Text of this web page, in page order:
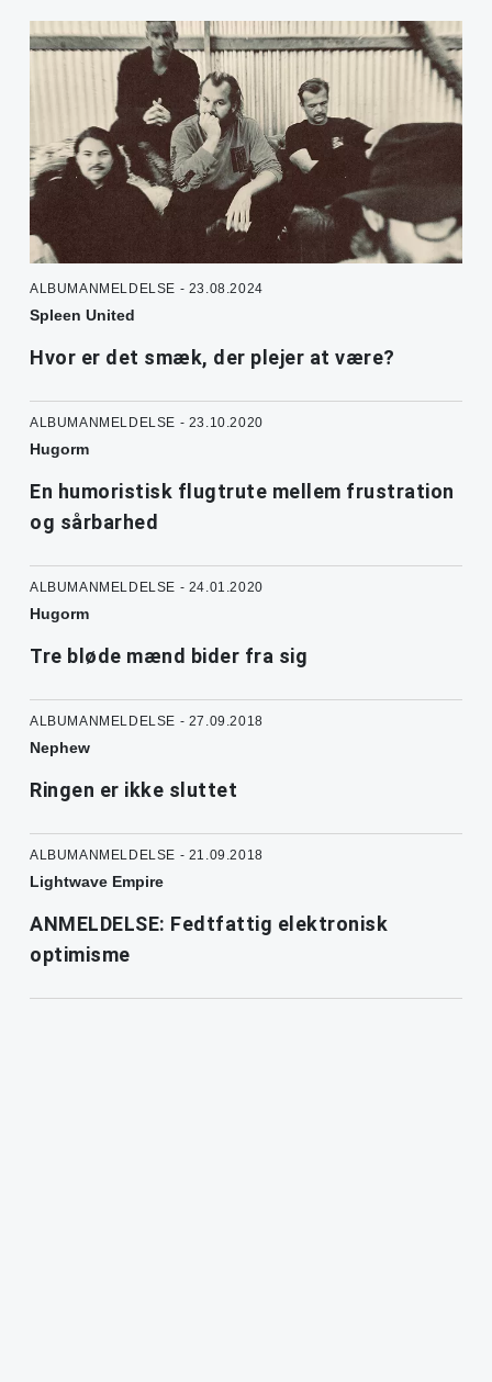
ALBUMANMELDELSE - 23.08.2024
Spleen United
Hvor er det smæk, der plejer at være?
ALBUMANMELDELSE - 23.10.2020
Hugorm
En humoristisk flugtrute mellem frustration
og sårbarhed
ALBUMANMELDELSE - 24.01.2020
Hugorm
Tre bløde mænd bider fra sig
ALBUMANMELDELSE - 27.09.2018
Nephew
Ringen er ikke sluttet
ALBUMANMELDELSE - 21.09.2018
Lightwave Empire
ANMELDELSE: Fedtfattig elektronisk
optimisme